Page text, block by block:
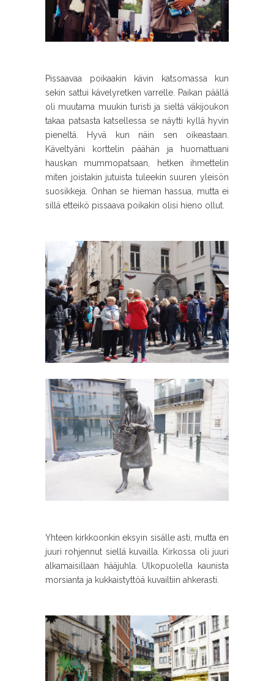
Pissaavaa poikaakin kävin katsomassa kun
sekin sattui kävelyretken varrelle. Paikan päällä
oli muutama muukin turisti ja sieltä väkijoukon
takaa patsasta katsellessa se näytti kyllä hyvin
pieneltä. Hyvä kun näin sen oikeastaan.
Käveltyäni korttelin päähän ja huomattuani
hauskan mummopatsaan, hetken ihmettelin
miten joistakin jutuista tuleekin suuren yleisön
suosikkeja. Onhan se hieman hassua, mutta ei
sillä etteikö pissaava poikakin olisi hieno ollut.
Yhteen kirkkoonkin eksyin sisälle asti, mutta en
juuri rohjennut siellä kuvailla. Kirkossa oli juuri
alkamaisillaan hääjuhla. Ulkopuolella kaunista
morsianta ja kukkaistyttöä kuvailtiin ahkerasti.